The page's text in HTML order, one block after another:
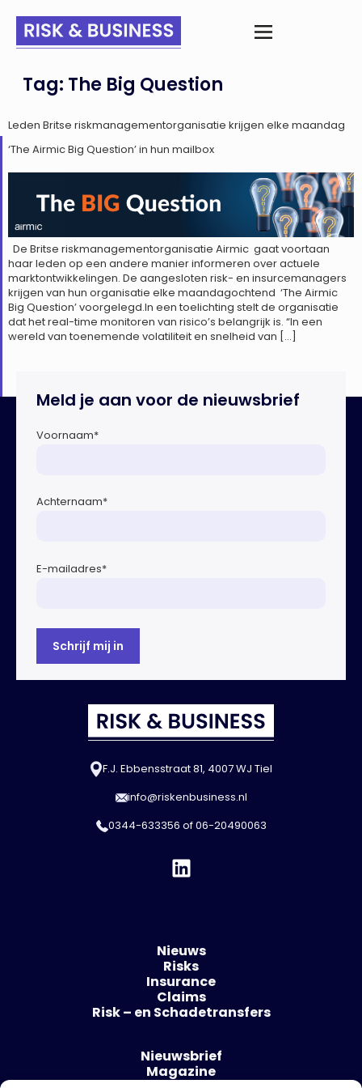
Tag: The Big Question
Leden Britse riskmanagementorganisatie krijgen elke maandag
‘The Airmic Big Question’ in hun mailbox
De Britse riskmanagementorganisatie Airmic gaat voortaan
haar leden op een andere manier informeren over actuele
marktontwikkelingen. De aangesloten risk- en insurcemanagers
krijgen van hun organisatie elke maandagochtend ‘The Airmic
Big Question’ voorgelegd.In een toelichting stelt de organisatie
dat het real-time monitoren van risico’s belangrijk is. “In een
wereld van toenemende volatiliteit en snelheid van […]
Meld je aan voor de nieuwsbrief
Voornaam*
Achternaam*
E-mailadres*
F.J. Ebbensstraat 81, 4007 WJ Tiel
info@riskenbusiness.nl
0344-633356 of06-20490063
Nieuws
Risks
Insurance
Claims
Risk – en Schadetransfers
Nieuwsbrief
Magazine